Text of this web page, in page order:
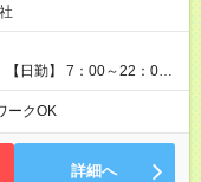
給 1,230円以上
【日勤】 7：00～22：00
／ 夜勤
ークOK
詳細へ